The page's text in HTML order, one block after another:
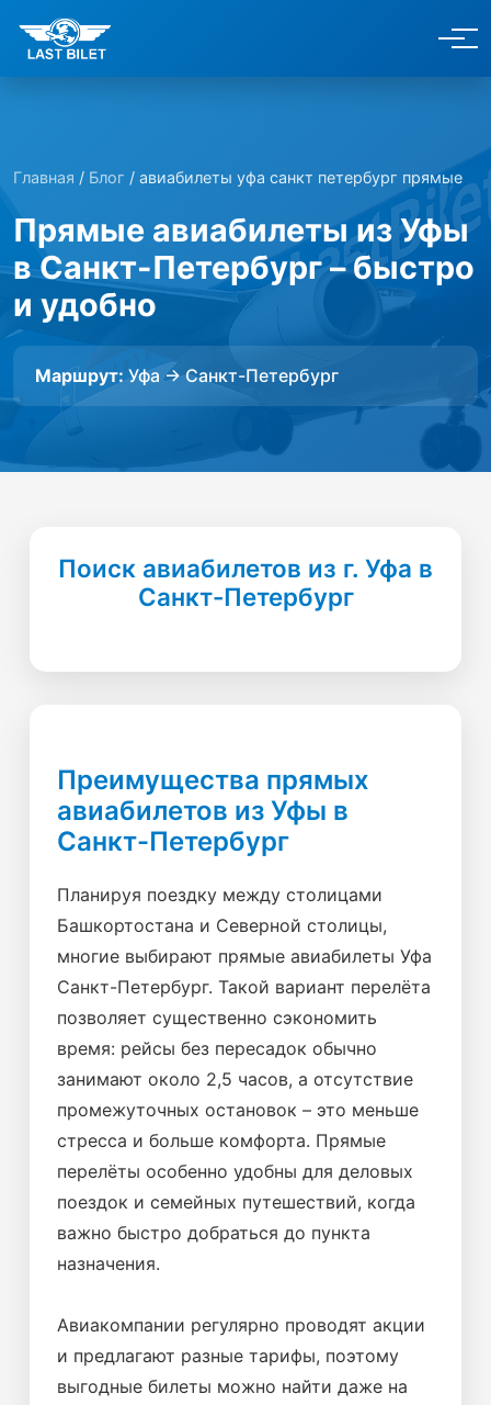
Главная / Блог / авиабилеты уфа санкт петербург прямые
Прямые авиабилеты из Уфы
в Санкт-Петербург – быстро
и удобно
Маршрут:Уфа → Санкт-Петербург
Поиск авиабилетов из г. Уфа в
Санкт-Петербург
Преимущества прямых
авиабилетов из Уфы в
Санкт-Петербург
Планируя поездку между столицами
Башкортостана и Северной столицы,
многие выбирают прямые авиабилеты Уфа
Санкт-Петербург. Такой вариант перелёта
позволяет существенно сэкономить
время: рейсы без пересадок обычно
занимают около 2,5 часов, а отсутствие
промежуточных остановок – это меньше
стресса и больше комфорта. Прямые
перелёты особенно удобны для деловых
поездок и семейных путешествий, когда
важно быстро добраться до пункта
назначения.
Авиакомпании регулярно проводят акции
и предлагают разные тарифы, поэтому
выгодные билеты можно найти даже на